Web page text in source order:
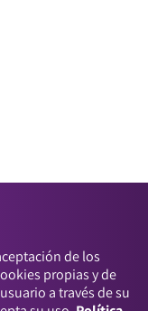
de los
propias y de
a través de su